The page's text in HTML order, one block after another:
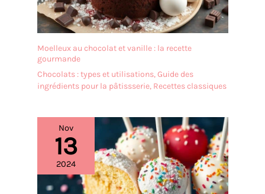
Boutique de PionStar: La
philosophie de PionStar
une expérience d'achat
couverts à thé de haute
qualité et d'un bon rapport
de couverts de haute
qualité tels que des
fourchettes, des couteaux,
des cuillere longues, etc.
Ces couverts sont
également appréciés par la
Moelleux au chocolat et vanille : la recette
gourmande
Chocolats : types et utilisations,Guide des
ingrédients pour la pâtissserie, Recettes classiques
Nov
13
2024